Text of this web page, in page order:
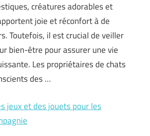
créatures adorables et
joie et réconfort à de
Toutefois, il est crucial de veiller
bien-être pour assurer une vie
Les propriétaires de chats
des …
jeux et des jouets pour les